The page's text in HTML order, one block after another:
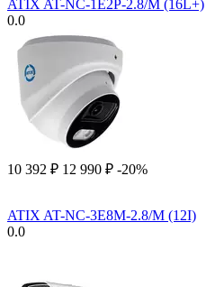
ATIX AT-NC-1E2P-2.8/M (16L+)
0.0
10 392 ₽ 12 990 ₽ -20%
ATIX AT-NC-3E8M-2.8/M (12I)
0.0